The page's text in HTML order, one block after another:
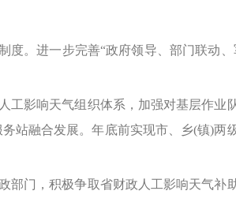
。进一步完善“政府领导、部门联动、
影响天气组织体系，加强对基层作业
站融合发展。年底前实现市、乡(镇)两
门，积极争取省财政人工影响天气补